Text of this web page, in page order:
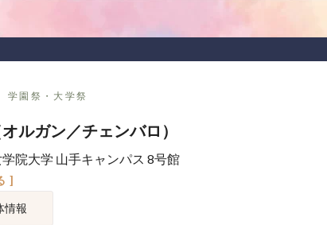
学園祭・大学祭
ルガン／チェンバロ）
院大学 山手キャンパス 8号館
]
情報